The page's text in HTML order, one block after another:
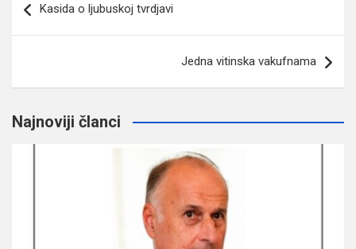
članaka
Kasida o ljubuskoj tvrdjavi
Jedna vitinska vakufnama
Najnoviji članci